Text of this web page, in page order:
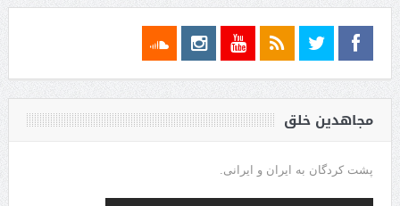
مجاهدین خلق
پشت کردگان به ایران و ایرانی.